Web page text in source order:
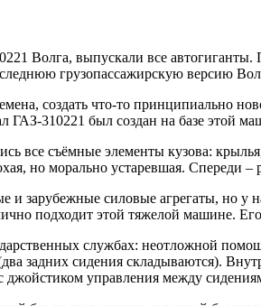
Волга, выпускали все
грузопассажирскую версию
создать что-то принципиально
ГАЗ-310221 был создан на базе этой
все съёмные элементы кузова:
но морально устаревшая. Спереди
и зарубежные силовые агрегаты, но
подходит этой тяжелой машине.
службах: неотложной
задних сидения складываются).
джойстиком управления между